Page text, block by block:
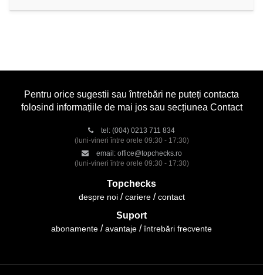
Pentru orice sugestii sau întrebări ne puteți contacta
folosind informațiile de mai jos sau secțiunea Contact
tel: (004) 0213 711 834
(luni-vineri între orele 09:30 - 17:30)
email: office@topchecks.ro
(luni-vineri între orele 09:30 - 17:30)
Topchecks
despre noi cariere contact
Suport
abonamente avantaje întrebări frecvente